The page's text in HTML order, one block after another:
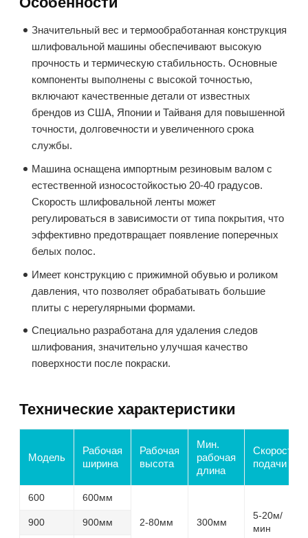
Значительный вес и термообработанная конструкция
шлифовальной машины обеспечивают высокую
прочность и термическую стабильность. Основные
компоненты выполнены с высокой точностью,
включают качественные детали от известных
брендов из США, Японии и Тайваня для повышенной
точности, долговечности и увеличенного срока
службы.
Машина оснащена импортным резиновым валом с
естественной износостойкостью 20-40 градусов.
Скорость шлифовальной ленты может
регулироваться в зависимости от типа покрытия, что
эффективно предотвращает появление поперечных
белых полос.
Имеет конструкцию с прижимной обувью и роликом
давления, что позволяет обрабатывать большие
плиты с нерегулярными формами.
Специально разработана для удаления следов
шлифования, значительно улучшая качество
поверхности после покраски.
Технические характеристики
Модель
Рабочая
ширина
Рабочая
высота
Мин.
рабочая
длина
Скорость
подачи
600 600мм
2-80мм 300мм
5-20м/
мин
900 900мм